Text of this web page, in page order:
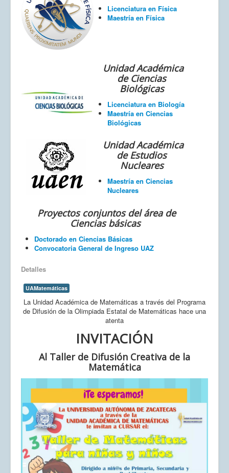
Licenciatura en Física
Maestría en Física
Unidad Académica
de Ciencias
Biológicas
Licenciatura en Biología
Maestría en Ciencias
Biológicas
Unidad Académica
de Estudios
Nucleares
Maestría en Ciencias
Nucleares
Proyectos conjuntos del área de
Ciencias básicas
Doctorado en Ciencias Básicas
Convocatoria General de Ingreso UAZ
Detalles
UAMatemáticas
La Unidad Académica de Matemáticas a través del Programa
de Difusión de la Olimpiada Estatal de Matemáticas hace una
atenta
INVITACIÓN
Al Taller de Difusión Creativa de la
Matemática